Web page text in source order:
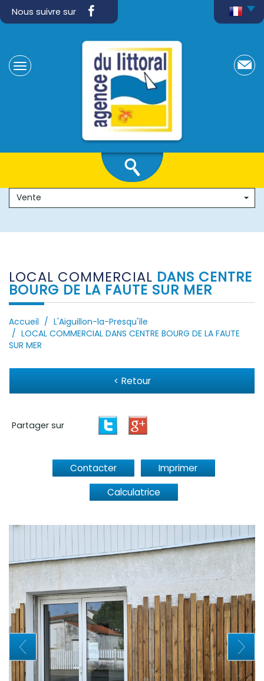
Nous suivre sur
Vente
LOCAL COMMERCIAL DANS CENTRE
BOURG DE LA FAUTE SUR MER
Accueil
L'Aiguillon-la-Presqu'île
LOCAL COMMERCIAL DANS CENTRE BOURG DE LA FAUTE
SUR MER
< Retour
Partager sur
Contacter
Imprimer
Calculatrice